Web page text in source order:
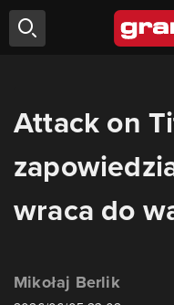
Attack on
wraca do
Mikołaj Berlik